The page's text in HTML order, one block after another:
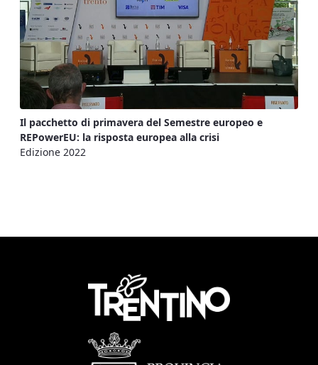
Il pacchetto di primavera del Semestre europeo e
REPowerEU: la risposta europea alla crisi
Edizione 2022